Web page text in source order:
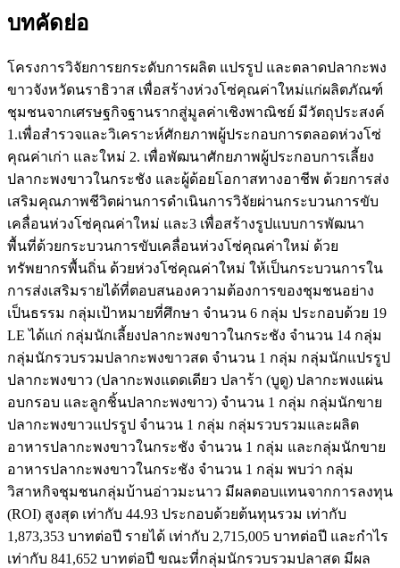
บทคัดย่อ
โครงการวิจัยการยกระดับการผลิต แปรรูป และตลาดปลากะพง
ขาวจังหวัดนราธิวาส เพื่อสร้างห่วงโซ่คุณค่าใหม่แก่ผลิตภัณฑ์
ชุมชนจากเศรษฐกิจฐานรากสู่มูลค่าเชิงพาณิชย์ มีวัตถุประสงค์
1.เพื่อสำรวจและวิเคราะห์ศักยภาพผู้ประกอบการตลอดห่วงโซ่
คุณค่าเก่า และใหม่ 2. เพื่อพัฒนาศักยภาพผู้ประกอบการเลี้ยง
ปลากะพงขาวในกระชัง และผู้ด้อยโอกาสทางอาชีพ ด้วยการส่ง
เสริมคุณภาพชีวิตผ่านการดำเนินการวิจัยผ่านกระบวนการขับ
เคลื่อนห่วงโซ่คุณค่าใหม่ และ3 เพื่อสร้างรูปแบบการพัฒนา
พื้นที่ด้วยกระบวนการขับเคลื่อนห่วงโซ่คุณค่าใหม่ ด้วย
ทรัพยากรพื้นถิ่น ด้วยห่วงโซ่คุณค่าใหม่ ให้เป็นกระบวนการใน
การส่งเสริมรายได้ที่ตอบสนองความต้องการของชุมชนอย่าง
เป็นธรรม กลุ่มเป้าหมายที่ศึกษา จำนวน 6 กลุ่ม ประกอบด้วย 19
LEได้แก่ กลุ่มนักเลี้ยงปลากะพงขาวในกระชัง จำนวน 14 กลุ่ม
กลุ่มนักรวบรวมปลากะพงขาวสด จำนวน 1 กลุ่ม กลุ่มนักแปรรูป
ปลากะพงขาว (ปลากะพงแดดเดียว ปลาร้า (บูดู) ปลากะพงแผ่น
อบกรอบ และลูกชิ้นปลากะพงขาว) จำนวน 1 กลุ่ม กลุ่มนักขาย
ปลากะพงขาวแปรรูป จำนวน 1 กลุ่ม กลุ่มรวบรวมและผลิต
อาหารปลากะพงขาวในกระชัง จำนวน 1 กลุ่ม และกลุ่มนักขาย
อาหารปลากะพงขาวในกระชัง จำนวน 1 กลุ่ม พบว่า กลุ่ม
วิสาหกิจชุมชนกลุ่มบ้านอ่าวมะนาว มีผลตอบแทนจากการลงทุน
(ROI) สูงสุด เท่ากับ 44.93 ประกอบด้วยต้นทุนรวม เท่ากับ
1,873,353 บาทต่อปี รายได้ เท่ากับ 2,715,005 บาทต่อปี และกำไร
เท่ากับ 841,652 บาทต่อปี ขณะที่กลุ่มนักรวบรวมปลาสด มีผล